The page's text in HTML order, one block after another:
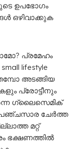
ഉപഭോഗം
ഒഴിവാക്കുക
പ്രമേഹം
lifestyle
അടങ്ങിയ
പ്രോട്ടീനും
ഗ്ലൈസെമിക്
ചേര്‍ത്ത
മറ്റ്
ഭക്ഷണത്തില്‍